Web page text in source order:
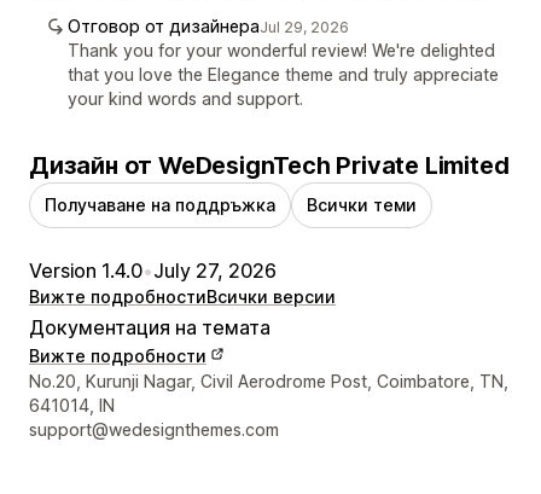
Отговор от дизайнераJul 29, 2026
Thank you for your wonderful review! We're delighted
that you love the Elegance theme and truly appreciate
your kind words and support.
Дизайн от WeDesignTech Private Limited
Получаване на поддръжка Всички теми
Version 1.4.0•July 27, 2026
Вижте подробностиВсички версии
Документация на темата
Вижте подробности
Данни за връзка с дизайнера
No.20, Kurunji Nagar, Civil Aerodrome Post, Coimbatore, TN,
641014, IN
support@wedesignthemes.com